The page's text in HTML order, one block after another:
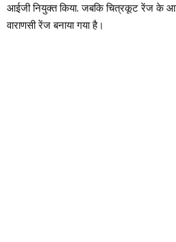
आईजी नियुक्त किया. जबकि चित्रकूट रेंज के
वाराणसी रेंज बनाया गया है।